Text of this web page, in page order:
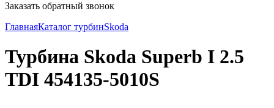
Заказать обратный звонок
ГлавнаяКаталог турбинSkoda
Турбина Skoda Superb I 2.5
TDI 454135-5010S